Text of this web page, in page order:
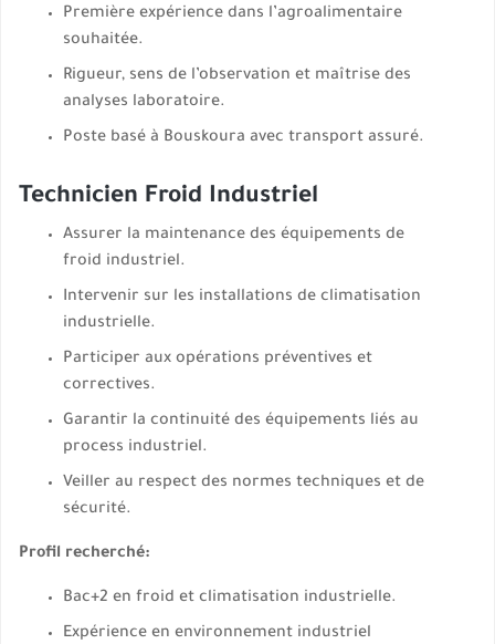
Première expérience dans l’agroalimentaire
souhaitée.
Rigueur, sens de l’observation et maîtrise des
analyses laboratoire.
Poste basé à Bouskoura avec transport assuré.
Technicien Froid Industriel
Assurer la maintenance des équipements de
froid industriel.
Intervenir sur les installations de climatisation
industrielle.
Participer aux opérations préventives et
correctives.
Garantir la continuité des équipements liés au
process industriel.
Veiller au respect des normes techniques et de
sécurité.
Profil recherché:
Bac+2 en froid et climatisation industrielle.
Expérience en environnement industriel